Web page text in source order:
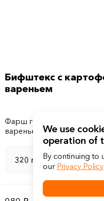
Бифштекс с
вареньем
Фарш говяжий,
320 г
We use
operation of
By continuing to
our Privacy Policy